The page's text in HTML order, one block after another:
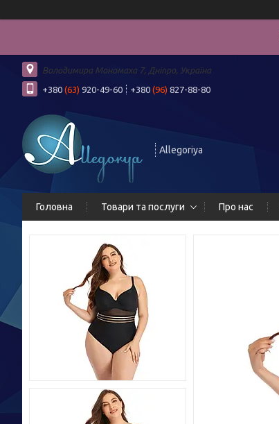
Володимира Мономаха 7, Дніпро, Україна
+380 (63) 920-49-60 +380 (96) 827-88-80
Allegoriya
Головна Товари та послуги Про нас